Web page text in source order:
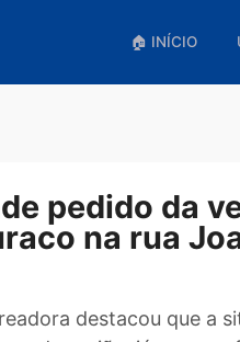
🏠
pedido
na rua